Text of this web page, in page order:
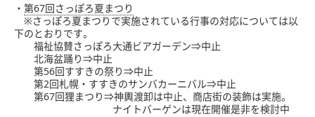
・ 第67回さっぽろ夏まつり
※さっぽろ夏まつりで実施されている行事の対応については以
下のとおりです。
福祉協賛さっぽろ大通ビアガーデン⇒中止
北海盆踊り⇒中止
第56回すすきの祭り⇒中止
第2回札幌・すすきのサンバカーニバル⇒中止
第67回狸まつり⇒神輿渡卸は中止、商店街の装飾は実施。
ナイトバーゲンは現在開催是非を検討中